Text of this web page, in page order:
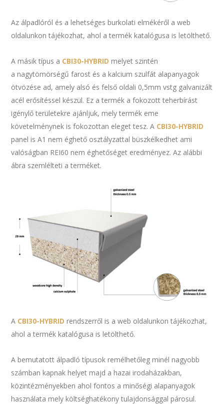
Az álpadlóról és a lehetséges burkolati elmékéről a web
oldalunkon tájékozhat, ahol a termék katalógusa is letölthető.
A másik típus a CBI30-HYBRID melyet szintén
a nagytömörségű farost és a kalcium szulfát alapanyagok
ötvözése ad, amely alsó és felső oldali 0,5mm vstg galvanizált
acél erősítéssel készül. Ez a termék a fokozott teherbírást
igénylő területekre ajánljuk, mely termék eme
követelménynek is fokozottan eleget tesz. A CBI30-HYBRID
panel is A1 nem éghető osztályzattal büszkélkedhet ami
valóságban REI60 nem éghetőséget eredményez. Az alábbi
ábra szemlélteti a terméket.
A CBI30-HYBRID rendszerről is a web oldalunkon tájékozhat,
ahol a termék katalógusa is letölthető.
A bemutatott álpadló típusok remélhetőleg minél nagyobb
számban kapnak helyet majd a hazai irodaházakban,
közintézményekben ahol fontos a minőségi alapanyagok
használata mely költséghatékony tulajdonsággal párosul.